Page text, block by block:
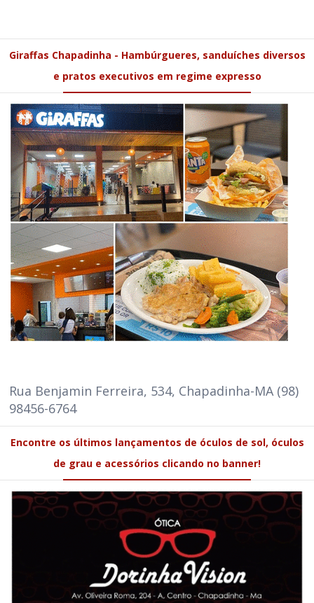
Giraffas Chapadinha - Hambúrgueres, sanduíches diversos
e pratos executivos em regime expresso
Rua Benjamin Ferreira, 534, Chapadinha-MA (98)
98456-6764
Encontre os últimos lançamentos de óculos de sol, óculos
de grau e acessórios clicando no banner!